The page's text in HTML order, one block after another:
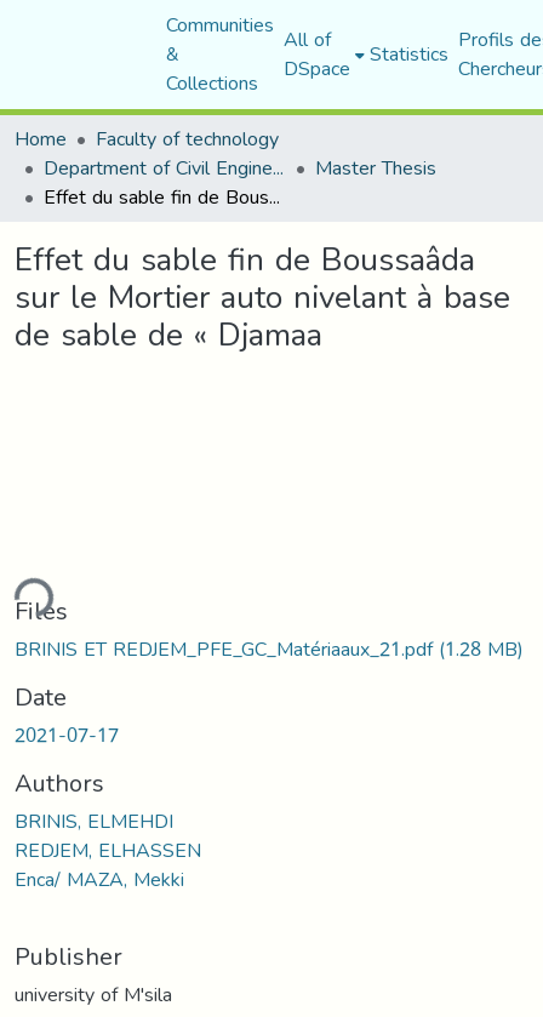
Communities
&
Collections
All of
DSpace Statistics Profils
Home
Faculty of technology
Department of Civil Engineering Master Thesis
Effet du sable fin de Boussaâda sur le Mortier auto nivelant à base de sable de « Djamaa
Effet du sable fin de Boussaâda
sur le Mortier auto nivelant à base
de sable de « Djamaa
Files
BRINIS ET REDJEM_PFE_GC_Matériaaux_21.pdf(1.28 MB)
Date
2021-07-17
Authors
BRINIS, ELMEHDI
REDJEM, ELHASSEN
Enca/ MAZA, Mekki
Publisher
university of M'sila